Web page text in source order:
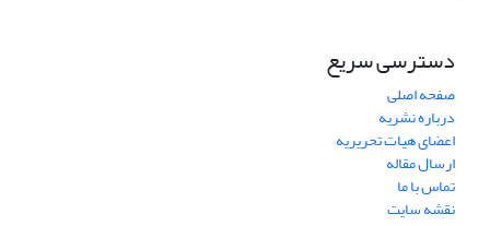
دسترسی سریع
صفحه اصلی
درباره نشریه
اعضای هیات تحریریه
ارسال مقاله
تماس با ما
نقشه سایت